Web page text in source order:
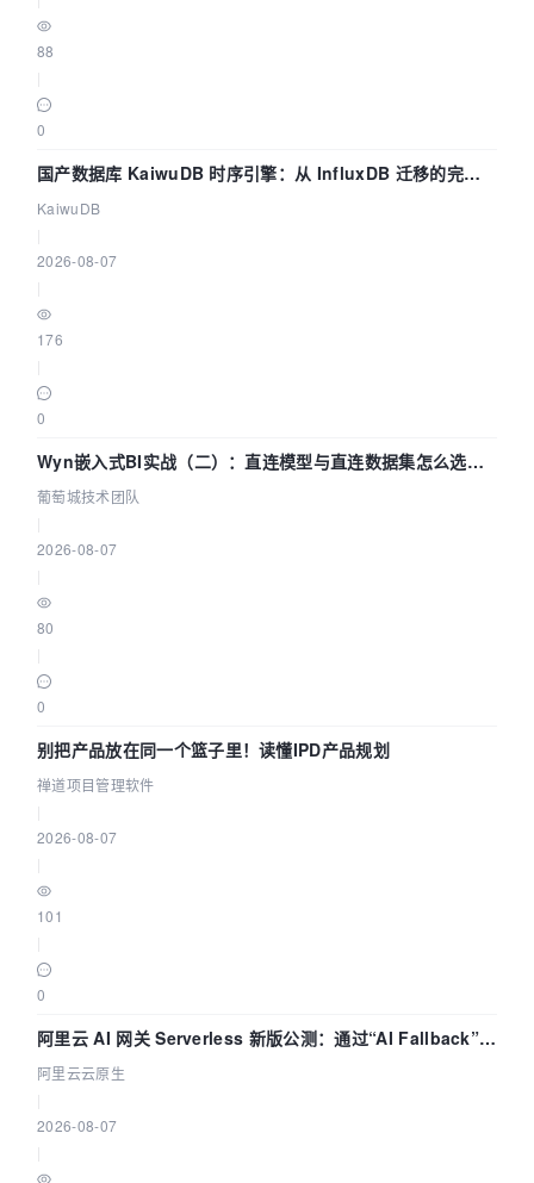
88
0
国产数据库 KaiwuDB 时序引擎：从 InfluxDB 迁移的完整
技术路径
KaiwuDB
2026-08-07
176
0
Wyn嵌入式BI实战（二）：直连模型与直连数据集怎么选，
参数为什么不生效？| 葡萄城技术团队
葡萄城技术团队
2026-08-07
80
0
别把产品放在同一个篮子里！读懂IPD产品规划
禅道项目管理软件
2026-08-07
101
0
阿里云 AI 网关 Serverless 新版公测：通过“AI Fallback”与
拓扑可视化构建 AI 流量治理底座
阿里云云原生
2026-08-07